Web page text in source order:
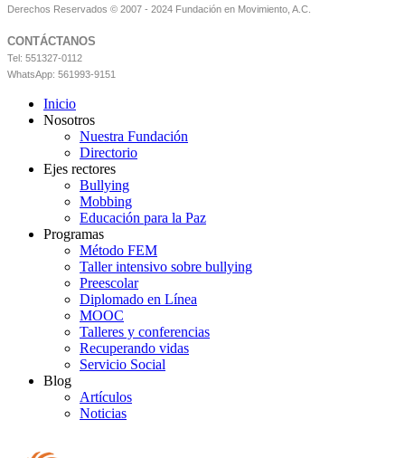
Derechos Reservados © 2007 - 2024 Fundación en Movimiento, A.C.
CONTÁCTANOS
Tel: 551327-0112
WhatsApp: 561993-9151
Inicio
Nosotros
Nuestra Fundación
Directorio
Ejes rectores
Bullying
Mobbing
Educación para la Paz
Programas
Método FEM
Taller intensivo sobre bullying
Preescolar
Diplomado en Línea
MOOC
Talleres y conferencias
Recuperando vidas
Servicio Social
Blog
Artículos
Noticias